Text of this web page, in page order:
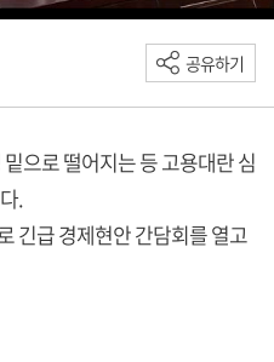
공유하기
으로 떨어지는 등 고용대란 심
.
긴급 경제현안 간담회를 열고